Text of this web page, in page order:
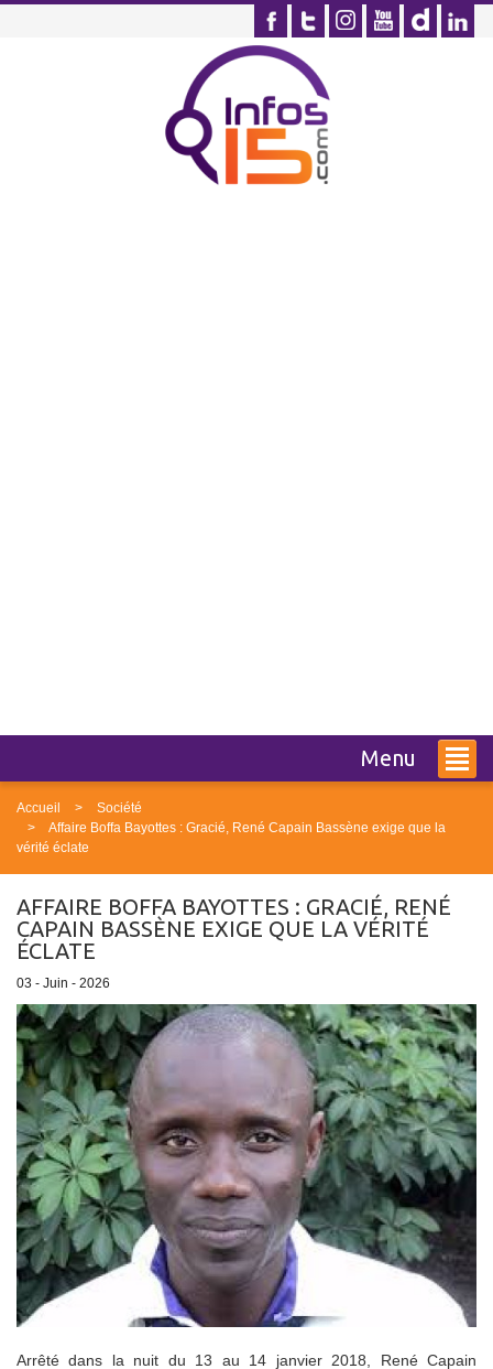
Menu
Accueil
Société
Affaire Boffa Bayottes : Gracié, René Capain Bassène exige que la
vérité éclate
AFFAIRE BOFFA BAYOTTES : GRACIÉ, RENÉ
CAPAIN BASSÈNE EXIGE QUE LA VÉRITÉ
ÉCLATE
03 - Juin - 2026
Arrêté dans la nuit du 13 au 14 janvier 2018, René Capain